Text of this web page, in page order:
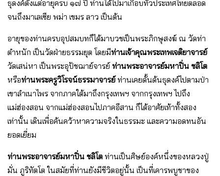
ธุดงค์ตั้งแต่อายุครบ ๑๗ ปี ท่านได้ไปมาเกือบทั่วประเทศไทยตลอด
จนถึงมาเลเซีย พม่า เขมร ลาว เป็นต้น
อายุของท่านครบอุปสมบทก็ได้มาบวชเป็นพระภิกษุสงฆ์ ณ วัดท่า
ตำหนัก เป็นวัดฝ่ายธรรมยุต โดยมีท่านเจ้าคุณพระเทพเจติยาจารย์
วัดเสน่หา เป็นพระอุปัชฌาย์จารย์ ท่านพระอาจารย์มหาปิ่น ชลิโต
หรือท่านพระครูวิโรจน์ธรรมาจารย์ท่านเคยดั้นด้นธุดงค์ไปตามป่า
เขาลำเนาไพร จากภาคใต้มาถึงกรุงเทพฯ จากกรุงเทพฯ ไปถึง
แม่ฮ่องสอน จากแม่ฮ่องสอนไปภาคอีสาน ก็ได้อาศัยเท้าทั้งสอง
เท่านั้น เดินเพื่อค้นคว้าหาความจริงในธรรมะ และความอดทนอัน
ยอดเยี่ยม
ท่านพระอาจารย์มหาปิ่น ชลิโต ท่านเป็นศิษย์องค์หนึ่งของหลวงปู่
มั่น ภูริทัตโต ในสมัยที่ท่านยังมีชีวิตอยู่นั้น เป็นที่เคารพบูชาของ